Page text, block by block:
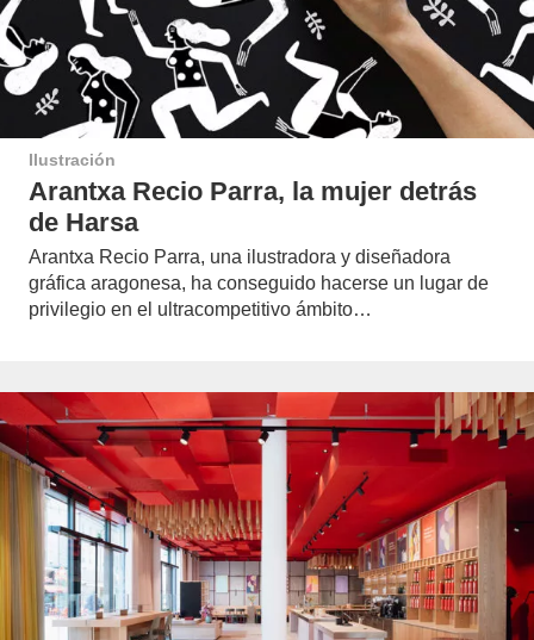
Ilustración
Arantxa Recio Parra, la mujer detrás
de Harsa
Arantxa Recio Parra, una ilustradora y diseñadora
gráfica aragonesa, ha conseguido hacerse un lugar de
privilegio en el ultracompetitivo ámbito…